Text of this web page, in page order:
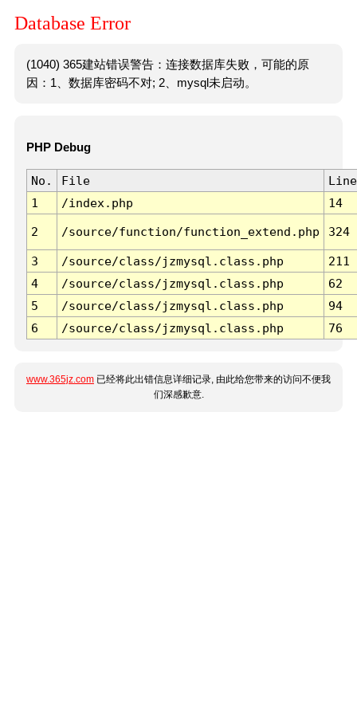
Database Error
(1040) 365建站错误警告：连接数据库失败，可能的原
因：1、数据库密码不对; 2、mysql未启动。
PHP Debug
No. File
Line
1
/index.php 14
2 /source/function/function_extend.php 324
3 /source/class/jzmysql.class.php
211
4
/source/class/jzmysql.class.php
62
5
/source/class/jzmysql.class.php
94
6
/source/class/jzmysql.class.php 76
www.365jz.com 已经将此出错信息详细记录, 由此给您带来的访问不便我
们深感歉意.